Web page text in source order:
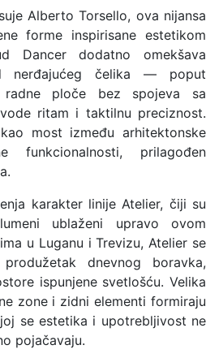
Alberto Torsello, ova nijansa
forme inspirisane estetikom
Dancer dodatno omekšava
nerđajućeg čelika — poput
ploče bez spojeva sa
ritam i taktilnu preciznost.
most između arhitektonske
funkcionalnosti, prilagođen
karakter linije Atelier, čiji su
ublaženi upravo ovom
u Luganu i Trevizu, Atelier se
dnevnog boravka,
ispunjene svetlošću. Velika
zone i zidni elementi formiraju
se estetika i upotrebljivost ne
pojačavaju.